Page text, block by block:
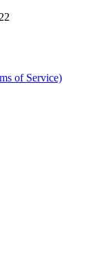
of Service)